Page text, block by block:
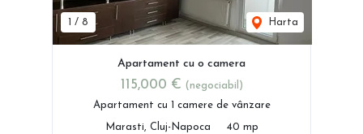
/ 8 Harta
Apartament cu o camera
115,000 € (negociabil)
Apartament cu 1 camere de vânzare
Marasti, Cluj-Napoca 40 mp